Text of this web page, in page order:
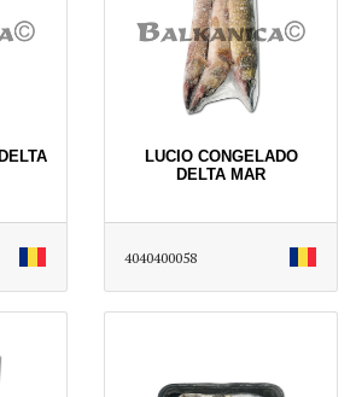
LUCIO CONGELADO
DELTA MAR
4040400058